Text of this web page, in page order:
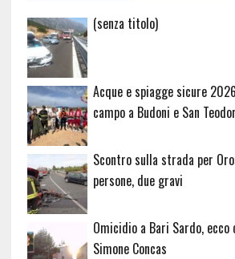
(senza titolo)Articolo
Acque e spiagge sicure
campo a Budoni e San
Scontro sulla strada per
persone, due gravi
Omicidio a Bari Sardo,
Simone Concas